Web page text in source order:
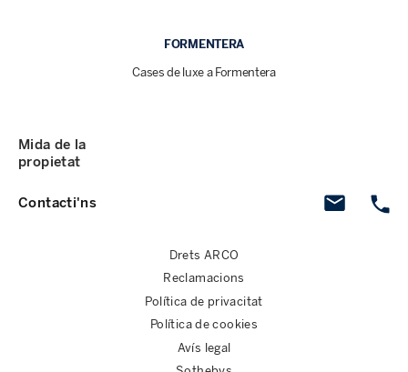
FORMENTERA
Cases de luxe a Formentera
Contacti'ns
Mida de la
propietat
Drets ARCO
Reclamacions
Política de privacitat
Política de cookies
Avís legal